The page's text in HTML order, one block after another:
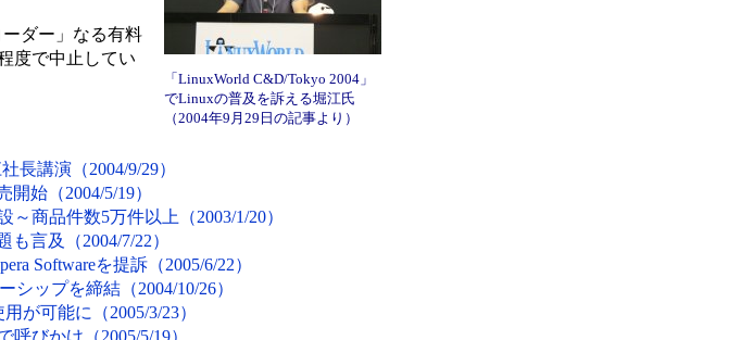
「LinuxWorld C&D/Tokyo 2004」
でLinuxの普及を訴える堀江氏
（2004年9月29日の記事より）
ダー」なる有料
度で中止してい
長講演（2004/9/29）
始（2004/5/19）
商品件数5万件以上（2003/1/20）
言及（2004/7/22）
Softwareを提訴（2005/6/22）
ップを締結（2004/10/26）
が可能に（2005/3/23）
びかけ（2005/5/19）